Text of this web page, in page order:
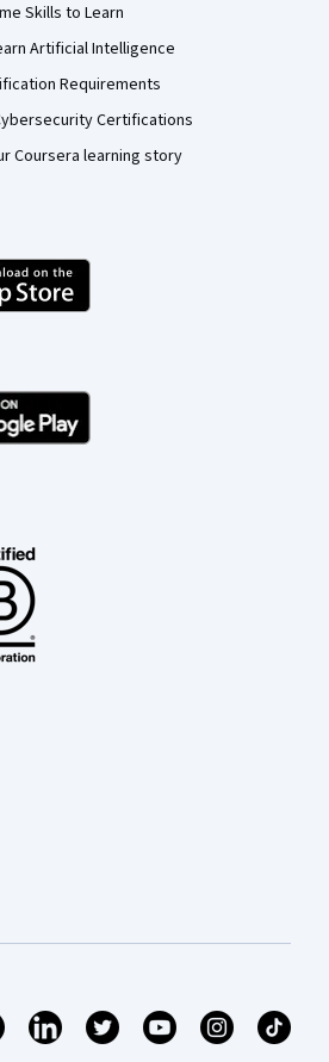
Skills to Learn
Artificial Intelligence
Requirements
Certifications
Coursera learning story